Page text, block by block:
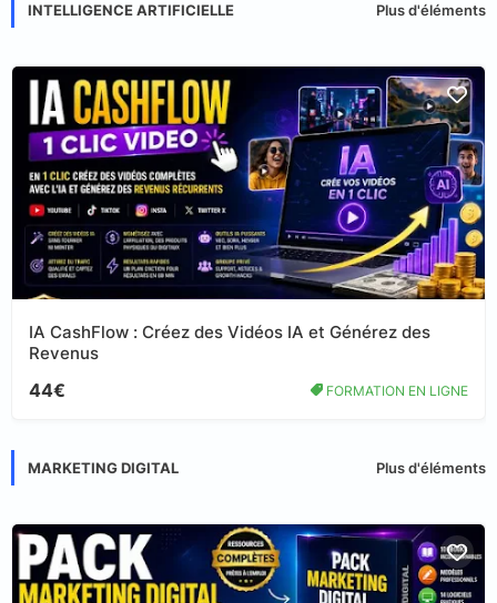
INTELLIGENCE ARTIFICIELLE Plus d'éléments
IA CashFlow : Créez des Vidéos IA et Générez des
Revenus
44€ FORMATION EN LIGNE
MARKETING DIGITAL Plus d'éléments